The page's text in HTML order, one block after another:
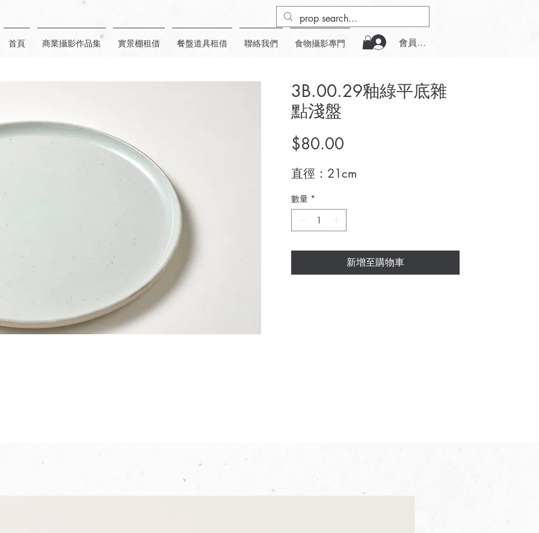
首頁 商業攝影作品集 實景棚租借 餐盤道具租借 聯絡我們 食物攝影專門 會員登入
3B.00.29釉綠平底雜
點淺盤
$80.00
直徑：21cm
數量 *
新增至購物車